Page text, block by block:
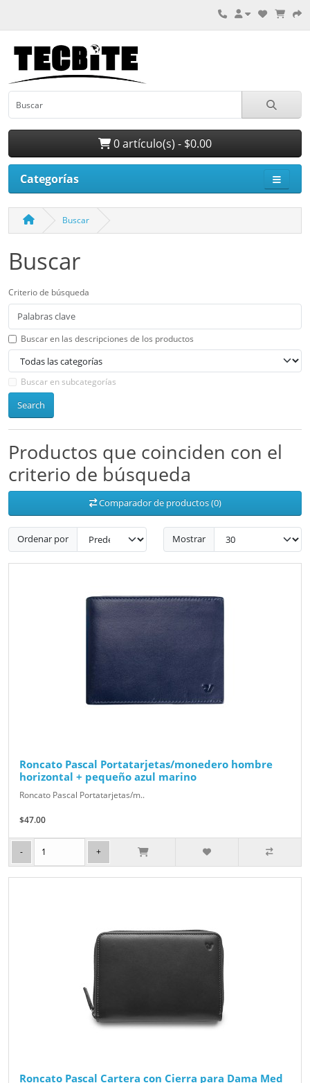
0 artículo(s) - $0.00
Categorías
Buscar
Buscar
Criterio de búsqueda
Buscar en las descripciones de los productos
Buscar en subcategorías
Search
Productos que coinciden con el
criterio de búsqueda
Comparador de productos (0)
Ordenar por Mostrar
Roncato Pascal Portatarjetas/monedero hombre
horizontal + pequeño azul marino
Roncato Pascal Portatarjetas/m..
$47.00
Roncato Pascal Cartera con Cierra para Dama Med